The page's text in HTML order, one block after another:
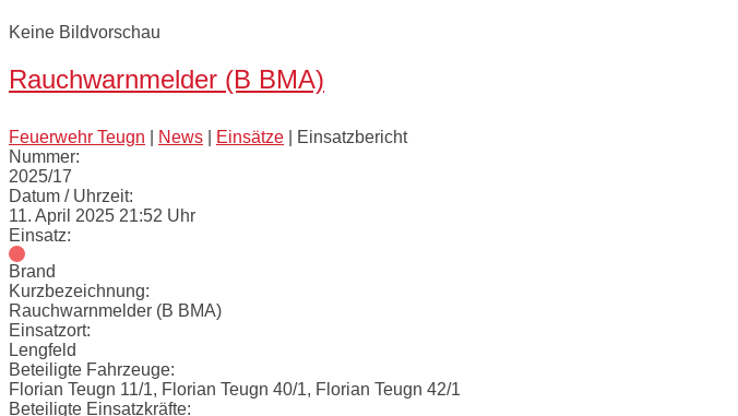
Keine Bildvorschau
Rauchwarnmelder (B BMA)
Feuerwehr Teugn News Einsätze
Einsatzbericht
Nummer:
2025/17
Datum / Uhrzeit:
11. April 2025 21:52 Uhr
Einsatz:
Brand
Kurzbezeichnung:
Rauchwarnmelder (B BMA)
Einsatzort:
Lengfeld
Beteiligte Fahrzeuge:
Florian Teugn 11/1, Florian Teugn 40/1, Florian Teugn 42/1
Beteiligte Einsatzkräfte: